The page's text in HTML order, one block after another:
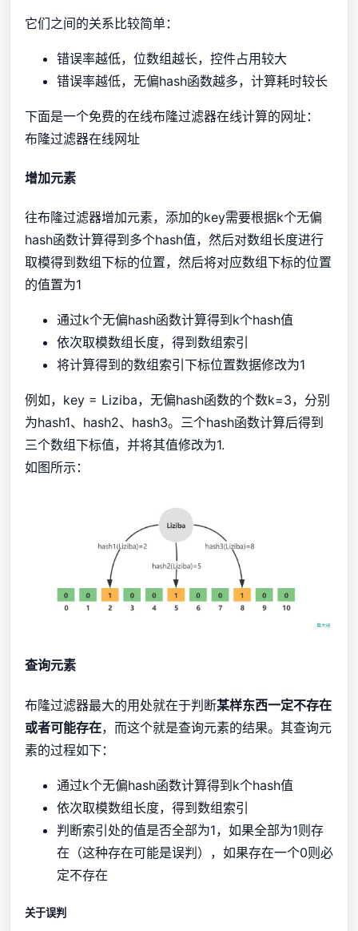
它们之间的关系比较简单：
错误率越低，位数组越长，控件占用较大
错误率越低，无偏hash函数越多，计算耗时较长
下面是一个免费的在线布隆过滤器在线计算的网址：
布隆过滤器在线网址
增加元素
往布隆过滤器增加元素，添加的key需要根据k个无偏
hash函数计算得到多个hash值，然后对数组长度进行
取模得到数组下标的位置，然后将对应数组下标的位置
的值置为1
通过k个无偏hash函数计算得到k个hash值
依次取模数组长度，得到数组索引
将计算得到的数组索引下标位置数据修改为1
例如，key = Liziba，无偏hash函数的个数k=3，分别
为hash1、hash2、hash3。三个hash函数计算后得到
三个数组下标值，并将其值修改为1.
如图所示：
查询元素
布隆过滤器最大的用处就在于判断某样东西一定不存在
或者可能存在，而这个就是查询元素的结果。其查询元
素的过程如下：
通过k个无偏hash函数计算得到k个hash值
依次取模数组长度，得到数组索引
判断索引处的值是否全部为1，如果全部为1则存
在（这种存在可能是误判），如果存在一个0则必
定不存在
关于误判